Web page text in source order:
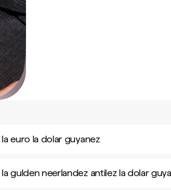
euro la dolar guyanez
gulden neerlandez antilez la dolar